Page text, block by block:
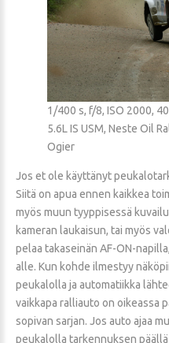
1/400 s, f/8, ISO 2000,
5.6L IS USM, Neste Oil
Ogier
Jos et ole käyttänyt
Siitä on apua ennen kaikkea
myös muun tyyppisessä
kameran laukaisun, tai myös
pelaa takaseinän AF-ON-
alle. Kun kohde ilmestyy
peukalolla ja automatiikka
vaikkapa ralliauto on oikeassa
sopivan sarjan. Jos auto ajaa
peukalolla tarkennuksen